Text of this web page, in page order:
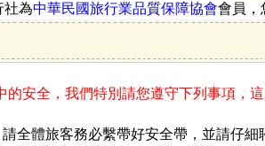
社為中華民國旅行業品質保障協會會員，
的安全，我們特別請您遵守下列事項，
全體旅客務必繫帶好安全帶，並請仔